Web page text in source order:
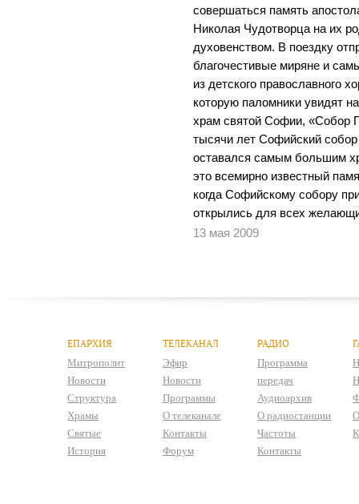
совершаться память
Николая Чудотворца на их
духовенством. В поездку
благочестивые миряне и
из детского православного
которую паломники увидят
храм святой Софии, «Собор
тысячи лет Софийский
оставался самым большим
это всемирно известный
когда Софийскому собору
открылись для всех
13 мая 2009
ЕПАРХИЯ
Митрополит
Новости
Структура
Храмы
Святые
История
ТЕЛЕКАНАЛ
Эфир
Новости
Программы
О телеканале
Контакты
Форум
РАДИО
Программа
передач
Аудиоархив
О радиостанции
Частоты
Контакты